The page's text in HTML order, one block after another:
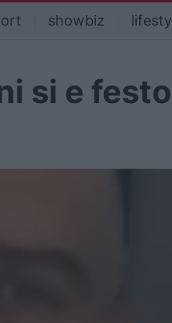
showbiz
si e